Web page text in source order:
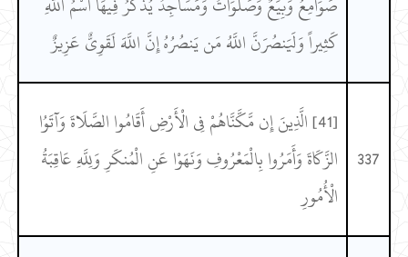
كَثِيراً وَلَيَنصُرَنَّ اللَّهُ مَن يَنصُرُهُ إِنَّ اللَّهَ لَقَوِيٌّ عَزِيزٌ
337
[41] الَّذِينَ إِن مَّكَّنَّاهُمْ فِي الْأَرْضِ أَقَامُوا الصَّلَاةَ وَآتَوُا
الزَّكَاةَ وَأَمَرُوا بِالْمَعْرُوفِ وَنَهَوْا عَنِ الْمُنكَرِ وَلِلَّهِ عَاقِبَةُ
الْأُمُورِ